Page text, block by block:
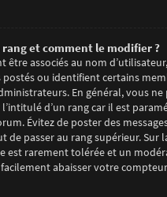
rang et comment le modifier ?
être associés au nom
postés ou identifient certains
En général, vous ne
d’un rang car il est
Évitez de poster des
de passer au rang supérieur. Sur
est rarement tolérée et un
abaisser votre